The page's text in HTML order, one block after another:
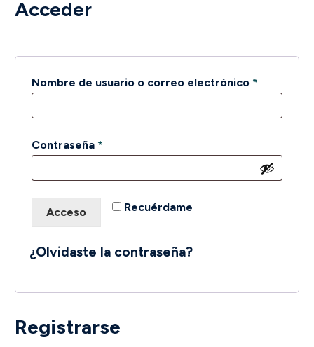
Acceder
Nombre de usuario o correo electrónico *
Contraseña *
Recuérdame
Acceso
¿Olvidaste la contraseña?
Registrarse